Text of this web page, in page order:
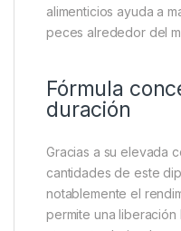
alimenticios ayuda a
peces alrededor del
Fórmula
duración
Gracias a su elevada
cantidades de este
notablemente el
permite una